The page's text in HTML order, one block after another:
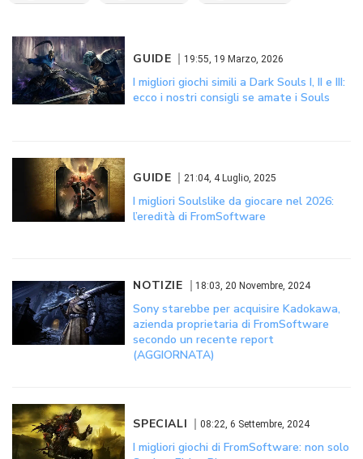
GUIDE 19:55, 19 Marzo, 2026
I migliori giochi simili a Dark Souls I, II e III:
ecco i nostri consigli se amate i Souls
GUIDE 21:04, 4 Luglio, 2025
I migliori Soulslike da giocare nel 2026:
l’eredità di FromSoftware
NOTIZIE 18:03, 20 Novembre, 2024
Sony starebbe per acquisire Kadokawa,
azienda proprietaria di FromSoftware
secondo un recente report
(AGGIORNATA)
SPECIALI 08:22, 6 Settembre, 2024
I migliori giochi di FromSoftware: non solo